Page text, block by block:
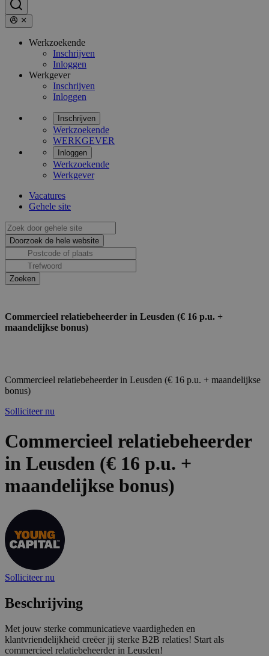
Werkzoekende
Inschrijven
Inloggen
Werkgever
Inschrijven
Inloggen
Inschrijven
Werkzoekende
WERKGEVER
Inloggen
Werkzoekende
Werkgever
Vacatures
Gehele site
Commercieel relatiebeheerder in Leusden (€ 16 p.u. +
maandelijkse bonus)
Commercieel relatiebeheerder in Leusden (€ 16 p.u. + maandelijkse
bonus)
Solliciteer nu
Commercieel relatiebeheerder
in Leusden (€ 16 p.u. +
maandelijkse bonus)
Solliciteer nu
Beschrijving
Met jouw sterke communicatieve vaardigheden en
klantvriendelijkheid creëer jij sterke B2B relaties! Start als
commercieel relatiebeheerder in Leusden!